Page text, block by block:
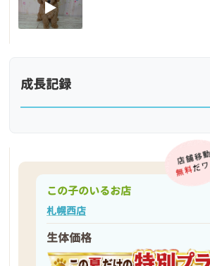
成長記録
この子のいるお店
札幌西店
生体価格